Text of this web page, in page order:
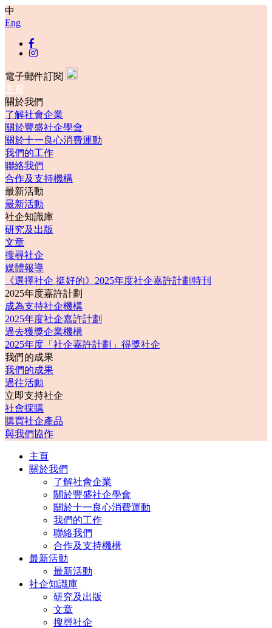
中
Eng
電子郵件訂閱
主頁
關於我們
了解社會企業
關於豐盛社企學會
關於十一良心消費運動
我們的工作
聯絡我們
合作及支持機構
最新活動
最新活動
社企知識庫
研究及出版
文章
搜尋社企
媒體報導
《選擇社企 挺好的》2025年度社企嘉許計劃特刊
2025年度嘉許計劃
成為支持社企機構
2025年度社企嘉許計劃
過去獲獎企業機構
2025年度「社企嘉許計劃」得獎社企
我們的成果
我們的成果
過往活動
立即支持社企
社會採購
購買社企產品
與我們協作
主頁
關於我們
了解社會企業
關於豐盛社企學會
關於十一良心消費運動
我們的工作
聯絡我們
合作及支持機構
最新活動
最新活動
社企知識庫
研究及出版
文章
搜尋社企